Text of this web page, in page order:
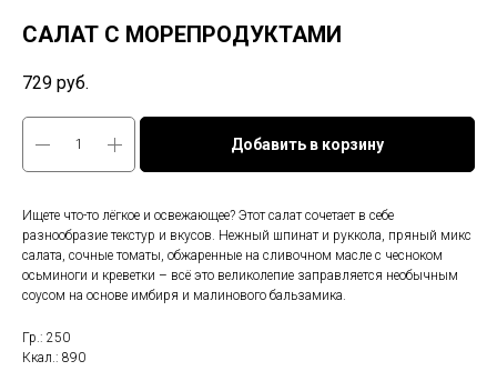
САЛАТ С МОРЕПРОДУКТАМИ
729 руб.
Добавить в корзину
Ищете что-то лёгкое и освежающее? Этот салат сочетает в себе
разнообразие текстур и вкусов. Нежный шпинат и руккола, пряный микс
салата, сочные томаты, обжаренные на сливочном масле с чесноком
осьминоги и креветки – всё это великолепие заправляется необычным
соусом на основе имбиря и малинового бальзамика.
Гр.: 250
Ккал.: 890